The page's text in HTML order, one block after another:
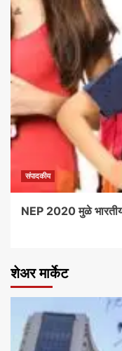
संपादकीय
NEP 2020 मुळे भारतीय
शेअर मार्केट